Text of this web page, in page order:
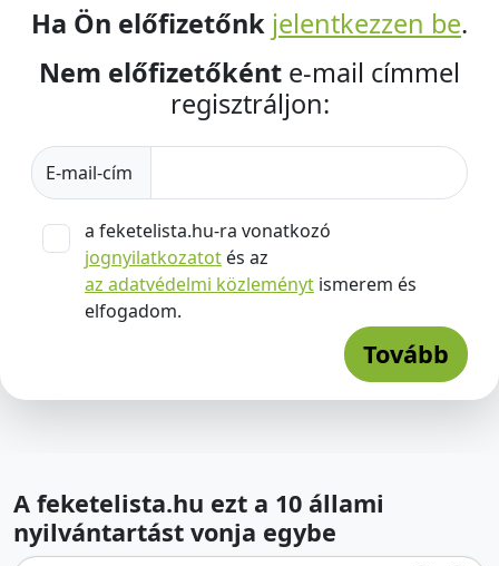
Ha Ön előfizetőnk jelentkezzen be.
Nem előfizetőként e-mail címmel
regisztráljon:
E-mail-cím
a feketelista.hu-ra vonatkozó
jognyilatkozatot és az
az adatvédelmi közleményt ismerem és
elfogadom.
Tovább
A feketelista.hu ezt a 10 állami
nyilvántartást vonja egybe